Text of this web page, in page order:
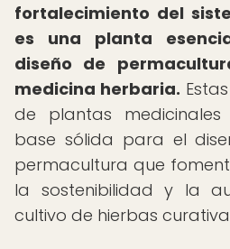
fortalecimiento del
es una planta
diseño de
medicina herbaria.
de plantas
base sólida para el
permacultura que
la sostenibilidad y la
cultivo de hierbas